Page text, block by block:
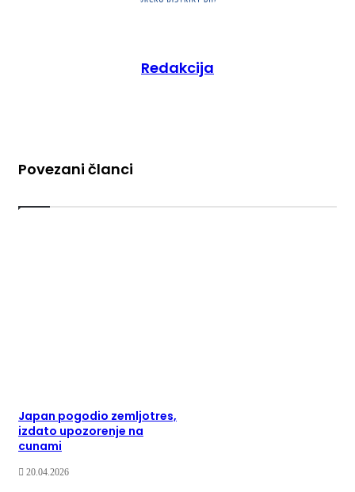
Redakcija
Povezani članci
Japan pogodio zemljotres,
izdato upozorenje na
cunami
20.04.2026